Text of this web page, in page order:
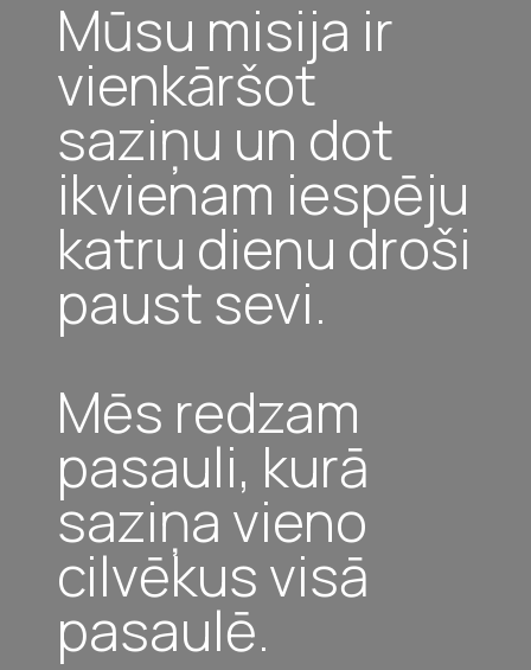
Mūsu misija ir
vienkāršot
saziņu un dot
ikvienam iespēju
katru dienu droši
paust sevi.
Mēs redzam
pasauli, kurā
saziņa vieno
cilvēkus visā
pasaulē.